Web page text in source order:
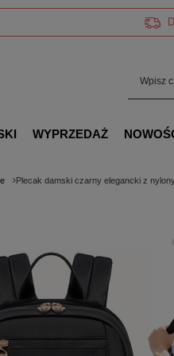
WYPRZEDAŻ
Plecak damski czarny elegancki z